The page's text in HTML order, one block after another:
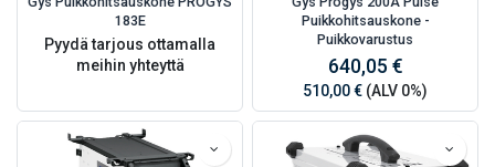
183E
Pyydä tarjous ottamalla
meihin yhteyttä
Puikkohitsauskone -
Puikkovarustus
640,05 €
510,00 € (ALV 0%)